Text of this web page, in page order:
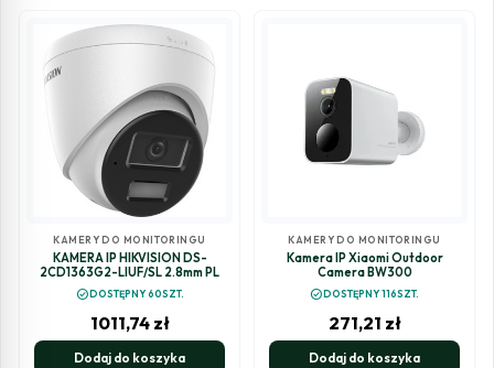
KAMERY DO MONITORINGU
KAMERA IP HIKVISION DS-
2CD1363G2-LIUF/SL 2.8mm PL
check_circleDOSTĘPNY 60SZT.
1011,74 zł
Dodaj do koszyka
KAMERY DO MONITORINGU
Kamera IP Xiaomi Outdoor
Camera BW300
check_circleDOSTĘPNY 116SZT.
271,21 zł
Dodaj do koszyka